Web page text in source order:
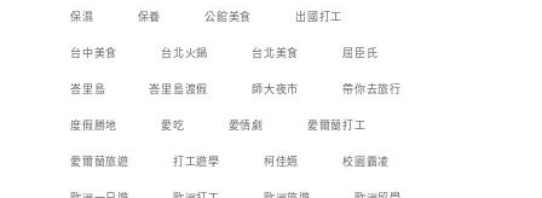
保濕 保養 公館美食 出國打工
台中美食 台北火鍋 台北美食 屈臣氏
峇里島 峇里島渡假 師大夜市 帶你去旅行
度假勝地 愛吃 愛情劇 愛爾蘭打工
愛爾蘭旅遊 打工遊學 柯佳嬿 校園霸凌